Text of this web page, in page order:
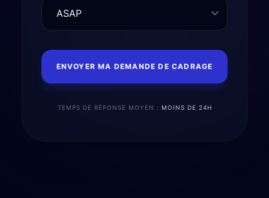
ENVOYER MA DEMANDE DE CADRAGE
TEMPS DE RÉPONSE MOYEN : MOINS DE 24H